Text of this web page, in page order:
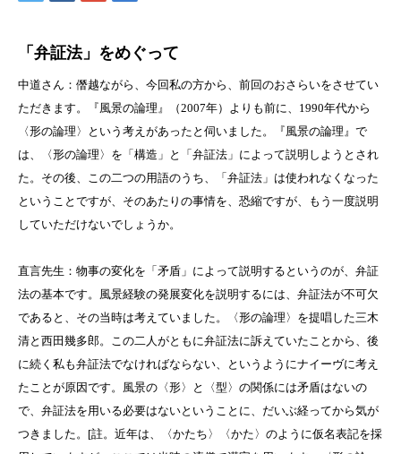
「弁証法」をめぐって
中道さん：僭越ながら、今回私の方から、前回のおさらいをさせてい
ただきます。『風景の論理』（2007年）よりも前に、 1990年代から
〈形の論理〉という考えがあったと伺いました。『風景の論理』で
は、〈形の論理〉を「構造」と「弁証法」によって説明しようとされ
た。その後、この二つの用語のうち、「弁証法」は使われなくなった
ということですが、そのあたりの事情を、恐縮ですが、もう一度説明
していただけないでしょうか。
直言先生：物事の変化を「矛盾」によって説明するというのが、弁証
法の基本です。風景経験の発展変化を説明するには、弁証法が不可欠
であると、その当時は考えていました。〈形の論理〉を提唱した三木
清と西田幾多郎。この二人がともに弁証法に訴えていたことから、後
に続く私も弁証法でなければならない、というようにナイーヴに考え
たことが原因です。風景の〈形〉と〈型〉の関係には矛盾はないの
で、弁証法を用いる必要はないということに、だいぶ経ってから気が
つきました。 [註。近年は、〈かたち〉〈かた〉のように仮名表記を採